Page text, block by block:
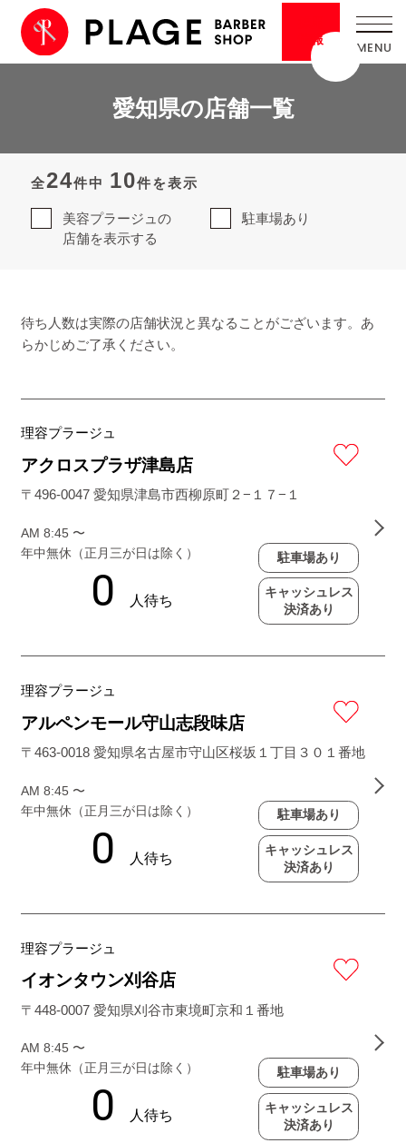
情報
愛知県の店舗一覧
全24件中 10件を表示
美容プラージュの
店舗を表示する
駐車場あり
待ち人数は実際の店舗状況と異なることがございます。あ
らかじめご了承ください。
理容プラージュ
アクロスプラザ津島店
〒496-0047 愛知県津島市西柳原町２−１７−１
AM 8:45 〜
年中無休（正月三が日は除く）
駐車場あり
キャッシュレス
決済あり
理容プラージュ
アルペンモール守山志段味店
〒463-0018 愛知県名古屋市守山区桜坂１丁目３０１番地
AM 8:45 〜
年中無休（正月三が日は除く）
駐車場あり
キャッシュレス
決済あり
理容プラージュ
イオンタウン刈谷店
〒448-0007 愛知県刈谷市東境町京和１番地
AM 8:45 〜
年中無休（正月三が日は除く）
駐車場あり
キャッシュレス
決済あり